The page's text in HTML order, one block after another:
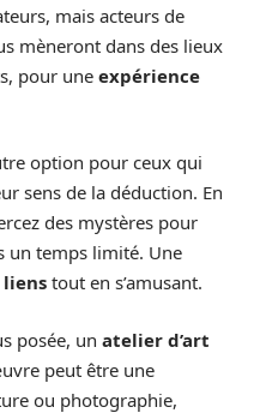
mais acteurs de
mèneront dans des lieux
pour une expérience
option pour ceux qui
sens de la déduction. En
des mystères pour
un temps limité. Une
liens tout en s’amusant.
posée, un atelier d’art
peut être une
ou photographie,